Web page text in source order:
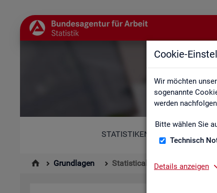
Cookie-
Wir möchten
sogenannte
werden
Bitte wählen Sie
Technisch
Details anzeigen
STATISTIKEN
Grundlagen Statistical Literacy - Statistik